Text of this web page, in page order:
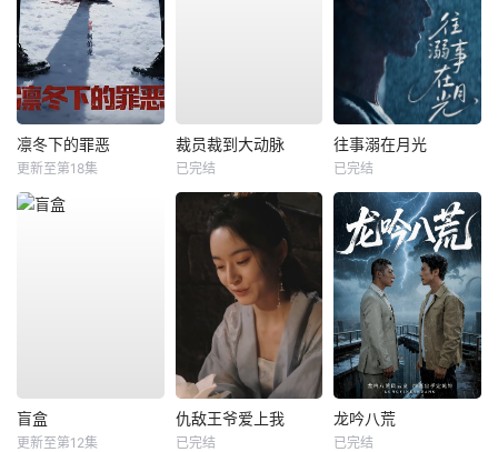
凛冬下的罪恶
更新至第18集
裁员裁到大动脉
已完结
往事溺在月光
已完结
盲盒
更新至第12集
仇敌王爷爱上我
已完结
龙吟八荒
已完结